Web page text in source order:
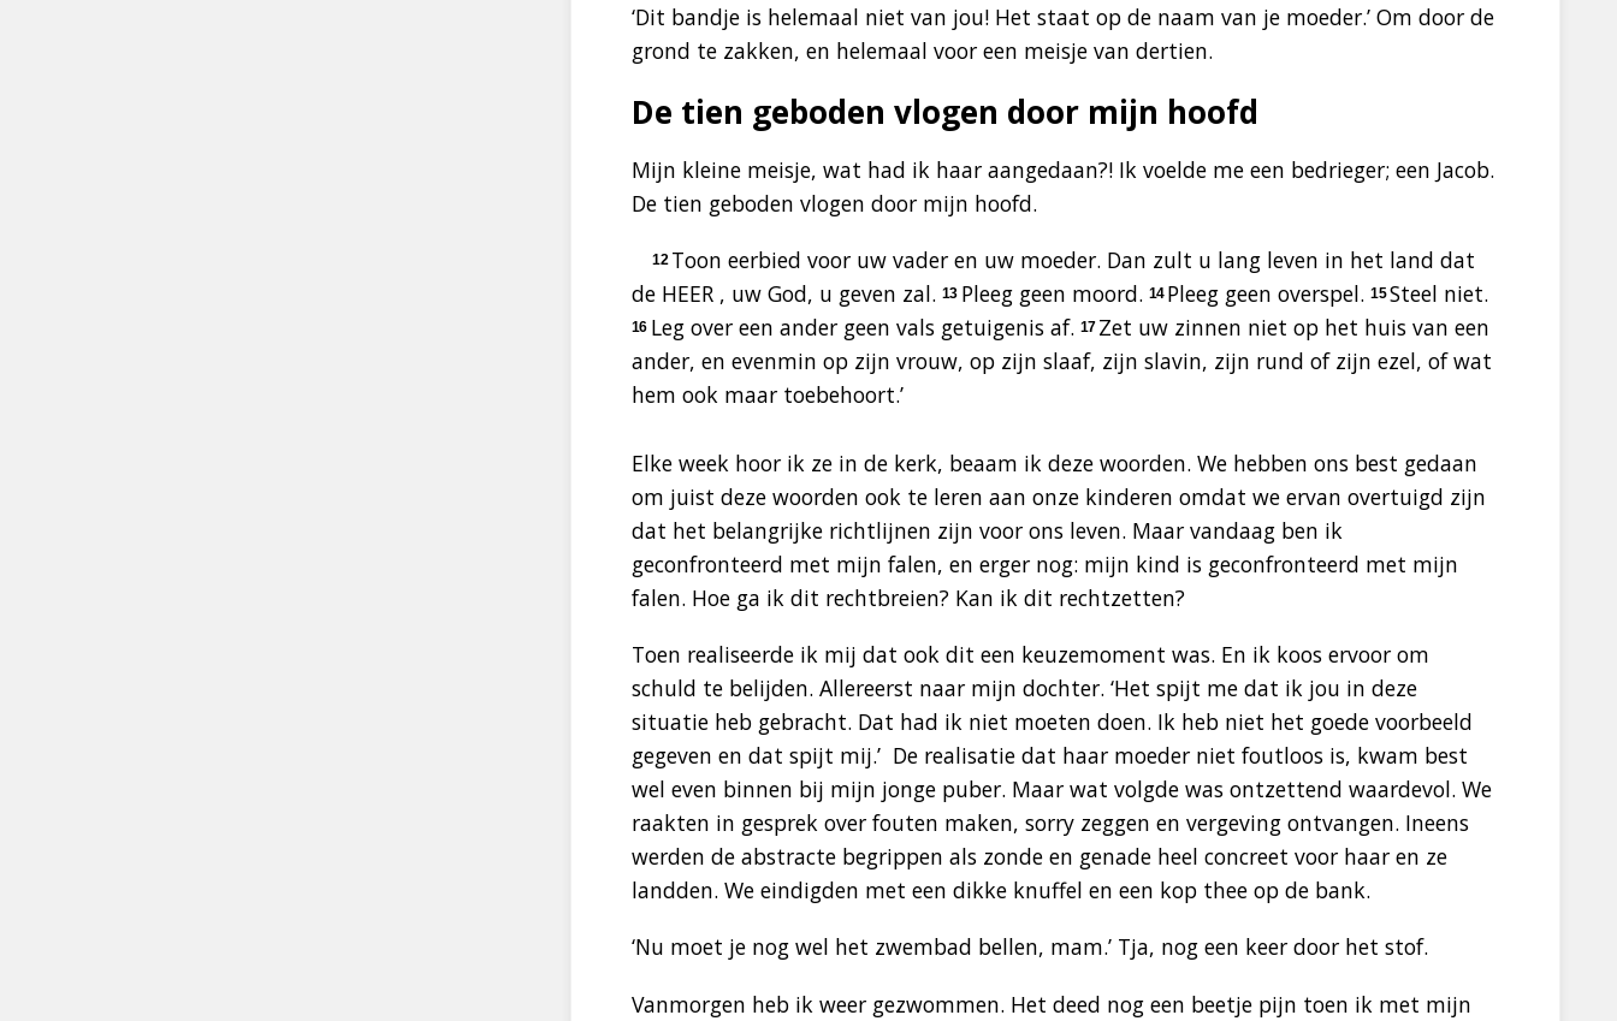
‘Dit bandje is helemaal niet van jou! Het staat op de naam van je moeder.’ Om door de
grond te zakken, en helemaal voor een meisje van dertien.
De tien geboden vlogen door mijn hoofd
Mijn kleine meisje, wat had ik haar aangedaan?! Ik voelde me een bedrieger; een Jacob.
De tien geboden vlogen door mijn hoofd.
12 Toon eerbied voor uw vader en uw moeder. Dan zult u lang leven in het land dat
de HEER , uw God, u geven zal. 13 Pleeg geen moord. 14 Pleeg geen overspel. 15Steel niet.
16 Leg over een ander geen vals getuigenis af. 17 Zet uw zinnen niet op het huis van een
ander, en evenmin op zijn vrouw, op zijn slaaf, zijn slavin, zijn rund of zijn ezel, of wat
hem ook maar toebehoort.’
Elke week hoor ik ze in de kerk, beaam ik deze woorden. We hebben ons best gedaan
om juist deze woorden ook te leren aan onze kinderen omdat we ervan overtuigd zijn
dat het belangrijke richtlijnen zijn voor ons leven. Maar vandaag ben ik
geconfronteerd met mijn falen, en erger nog: mijn kind is geconfronteerd met mijn
falen. Hoe ga ik dit rechtbreien? Kan ik dit rechtzetten?
Toen realiseerde ik mij dat ook dit een keuzemoment was. En ik koos ervoor om
schuld te belijden. Allereerst naar mijn dochter. ‘Het spijt me dat ik jou in deze
situatie heb gebracht. Dat had ik niet moeten doen. Ik heb niet het goede voorbeeld
gegeven en dat spijt mij.’ De realisatie dat haar moeder niet foutloos is, kwam best
wel even binnen bij mijn jonge puber. Maar wat volgde was ontzettend waardevol. We
raakten in gesprek over fouten maken, sorry zeggen en vergeving ontvangen. Ineens
werden de abstracte begrippen als zonde en genade heel concreet voor haar en ze
landden. We eindigden met een dikke knuffel en een kop thee op de bank.
‘Nu moet je nog wel het zwembad bellen, mam.’ Tja, nog een keer door het stof.
Vanmorgen heb ik weer gezwommen. Het deed nog een beetje pijn toen ik met mijn